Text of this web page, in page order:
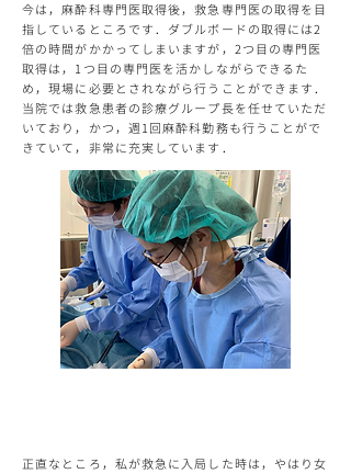
今は，麻酔科専門医取得後，救急専門医の取得を目
指しているところです．ダブルボードの取得には2
倍の時間がかかってしまいますが，2つ目の専門医
取得は，1つ目の専門医を活かしながらできるた
め，現場に必要とされながら行うことができます．
当院では救急患者の診療グループ長を任せていただ
いており，かつ，週1回麻酔科勤務も行うことがで
きていて，非常に充実しています．
正直なところ，私が救急に入局した時は，やはり女